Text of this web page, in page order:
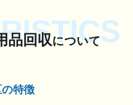
品回収について
特徴